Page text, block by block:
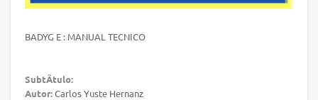
BADYG E : MANUAL TECNICO
SubtÃ­tulo:
Autor:Carlos Yuste Hernanz